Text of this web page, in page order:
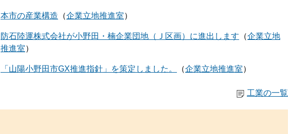
本市の産業構造 企業立地推進室
防石陸運株式会社が小野田・楠企業団地（Ｊ区画）に進出します
企業立地
推進室
「山陽小野田市GX推進指針」を策定しました。 企業立地推進室
工業の一覧